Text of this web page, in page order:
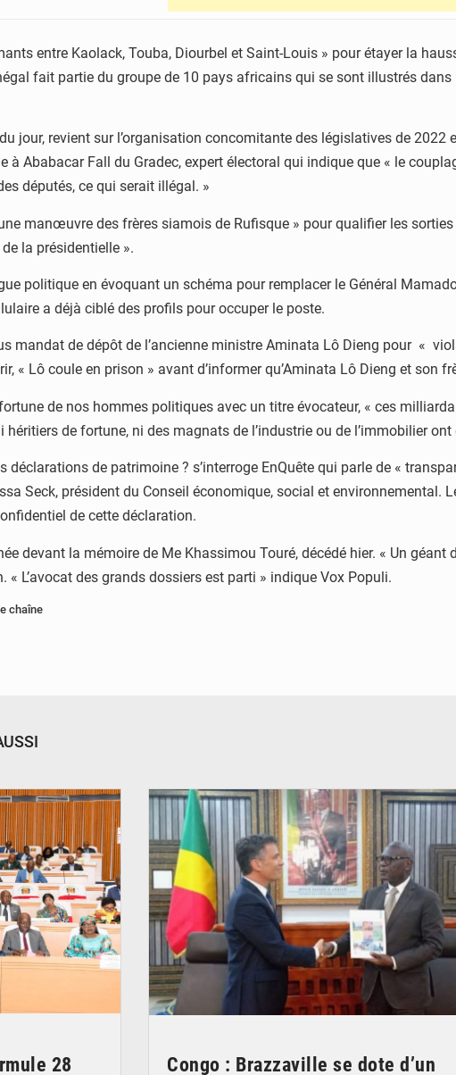
entre Kaolack, Touba, Diourbel et Saint-Louis » pour étayer la
fait partie du groupe de 10 pays africains qui se sont illustrés
jour, revient sur l’organisation concomitante des législatives de
à Ababacar Fall du Gradec, expert électoral qui indique que « le
députés, ce qui serait illégal. »
manœuvre des frères siamois de Rufisque » pour qualifier les
la présidentielle ».
politique en évoquant un schéma pour remplacer le Général
a déjà ciblé des profils pour occuper le poste.
mandat de dépôt de l’ancienne ministre Aminata Lô Dieng pour «
« Lô coule en prison » avant d’informer qu’Aminata Lô Dieng et son
de nos hommes politiques avec un titre évocateur, « ces
de fortune, ni des magnats de l’industrie ou de l’immobilier
déclarations de patrimoine ? s’interroge EnQuête qui parle de «
Seck, président du Conseil économique, social et environnemental.
de cette déclaration.
devant la mémoire de Me Khassimou Touré, décédé hier. « Un
« L’avocat des grands dossiers est parti » indique Vox Populi.
chaîne
28 Congo : Brazzaville se dote d’un